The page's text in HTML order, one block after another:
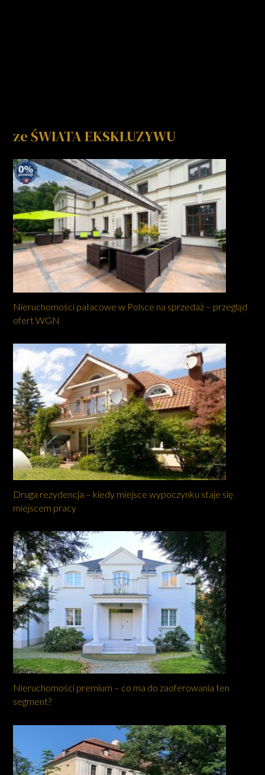
ze ŚWIATA EKSKLUZYWU
Nieruchomości pałacowe w Polsce na sprzedaż – przegląd
ofert WGN
Druga rezydencja – kiedy miejsce wypoczynku staje się
miejscem pracy
Nieruchomości premium – co ma do zaoferowania ten
segment?